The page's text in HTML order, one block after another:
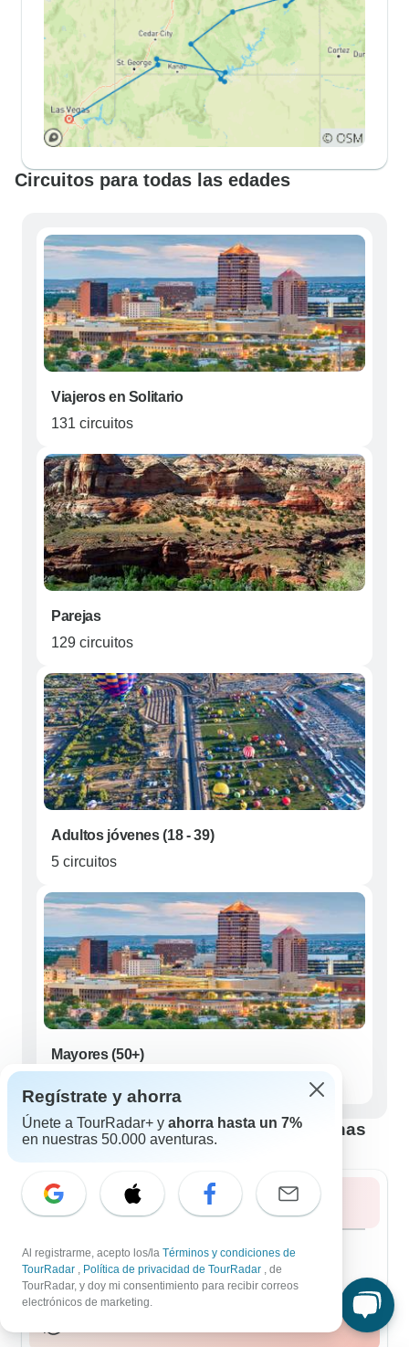
Circuitos para todas las edades
Viajeros en Solitario
131 circuitos
Parejas
129 circuitos
Adultos jóvenes (18 - 39)
5 circuitos
Mayores (50+)
Mejor época para visitar Cuatro esquinas
Verano 2026
70 circuitos
Regístrate y ahorra
Únete a TourRadar+ y ahorra hasta un 7%
en nuestras 50.000 aventuras.
Al registrarme, acepto los/la Términos y condiciones de
TourRadar , Política de privacidad de TourRadar , de
TourRadar, y doy mi consentimiento para recibir correos
electrónicos de marketing.